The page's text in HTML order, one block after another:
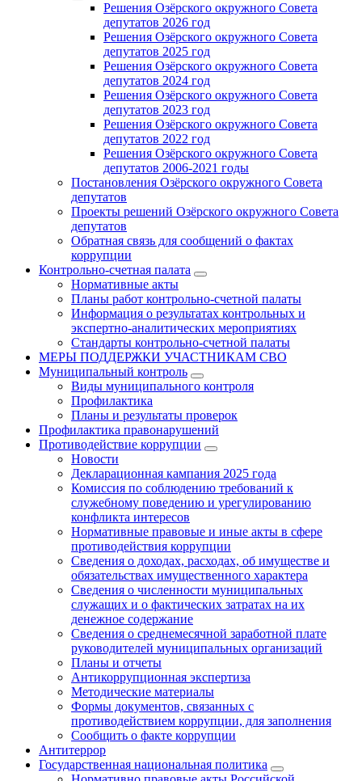
Решения Озёрского окружного Совета
депутатов 2026 год
Решения Озёрского окружного Совета
депутатов 2025 год
Решения Озёрского окружного Совета
депутатов 2024 год
Решения Озёрского окружного Совета
депутатов 2023 год
Решения Озёрского окружного Совета
депутатов 2022 год
Решения Озёрского окружного Совета
депутатов 2006-2021 годы
Постановления Озёрского окружного Совета
депутатов
Проекты решений Озёрского окружного Совета
депутатов
Обратная связь для сообщений о фактах
коррупции
Контрольно-счетная палата
Нормативные акты
Планы работ контрольно-счетной палаты
Информация о результатах контрольных и
экспертно-аналитических мероприятиях
Стандарты контрольно-счетной палаты
МЕРЫ ПОДДЕРЖКИ УЧАСТНИКАМ СВО
Муниципальный контроль
Виды муниципального контроля
Профилактика
Планы и результаты проверок
Профилактика правонарушений
Противодействие коррупции
Новости
Декларационная кампания 2025 года
Комиссия по соблюдению требований к
служебному поведению и урегулированию
конфликта интересов
Нормативные правовые и иные акты в сфере
противодействия коррупции
Сведения о доходах, расходах, об имуществе и
обязательствах имущественного характера
Сведения о численности муниципальных
служащих и о фактических затратах на их
денежное содержание
Сведения о среднемесячной заработной плате
руководителей муниципальных организаций
Планы и отчеты
Антикоррупционная экспертиза
Методические материалы
Формы документов, связанных с
противодействием коррупции, для заполнения
Сообщить о факте коррупции
Антитеррор
Государственная национальная политика